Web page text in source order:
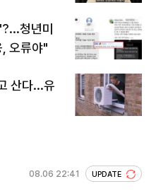
청년미
오류야"
산다...유
08.06 22:41 UPDATE